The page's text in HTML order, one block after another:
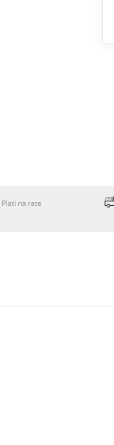
Plati na rate